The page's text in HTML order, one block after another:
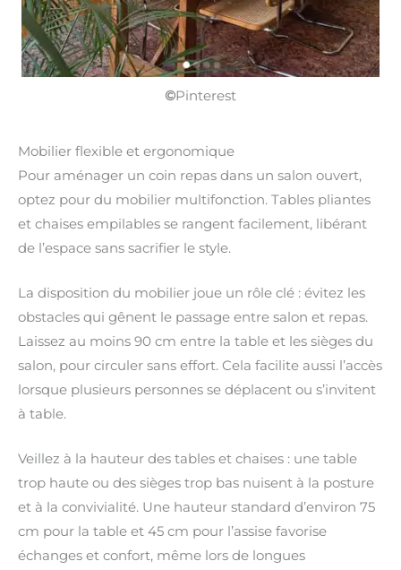
©Pinterest
Mobilier flexible et ergonomique
Pour aménager un coin repas dans un salon ouvert,
optez pour du mobilier multifonction. Tables pliantes
et chaises empilables se rangent facilement, libérant
de l’espace sans sacrifier le style.
La disposition du mobilier joue un rôle clé : évitez les
obstacles qui gênent le passage entre salon et repas.
Laissez au moins 90 cm entre la table et les sièges du
salon, pour circuler sans effort. Cela facilite aussi l’accès
lorsque plusieurs personnes se déplacent ou s’invitent
à table.
Veillez à la hauteur des tables et chaises : une table
trop haute ou des sièges trop bas nuisent à la posture
et à la convivialité. Une hauteur standard d’environ 75
cm pour la table et 45 cm pour l’assise favorise
échanges et confort, même lors de longues